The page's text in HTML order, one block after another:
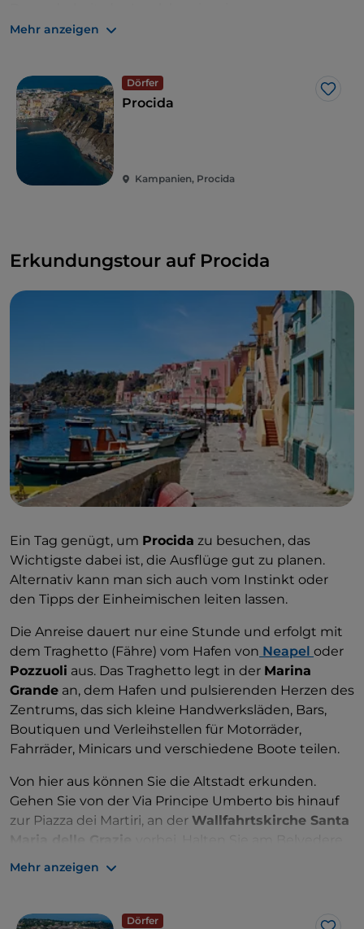
Naturschutzgebiet, das einen gelassenen Tourismus
Mehr anzeigen
Dörfer
Like
Procida
Kampanien, Procida
Erkundungstour auf Procida
Ein Tag genügt, um Procida zu besuchen, das
Wichtigste dabei ist, die Ausflüge gut zu planen.
Alternativ kann man sich auch vom Instinkt oder
den Tipps der Einheimischen leiten lassen.
Die Anreise dauert nur eine Stunde und erfolgt mit
dem Traghetto (Fähre) vom Hafen von Neapel oder
Pozzuoli aus. Das Traghetto legt in der Marina
Grande an, dem Hafen und pulsierenden Herzen des
Zentrums, das sich kleine Handwerksläden, Bars,
Boutiquen und Verleihstellen für Motorräder,
Fahrräder, Minicars und verschiedene Boote teilen.
Von hier aus können Sie die Altstadt erkunden.
Gehen Sie von der Via Principe Umberto bis hinauf
zur Piazza dei Martiri, an der Wallfahrtskirche Santa
Maria delle Grazie
dei Cannoni, um
Pracht zu bewundern.
Terra Murataist die historische
Mehr anzeigen
Dörfer